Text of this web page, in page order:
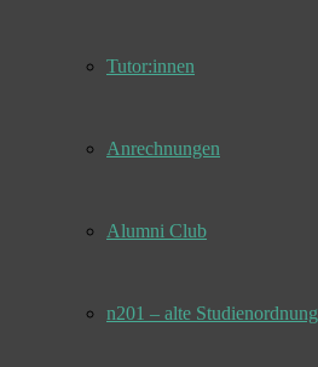
Tutor:innen
Anrechnungen
Alumni Club
n201 – alte Studienordnung